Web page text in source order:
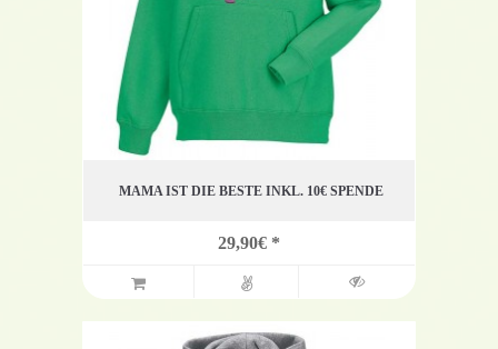
MAMA IST DIE BESTE INKL. 10€ SPENDE
29,90€ *